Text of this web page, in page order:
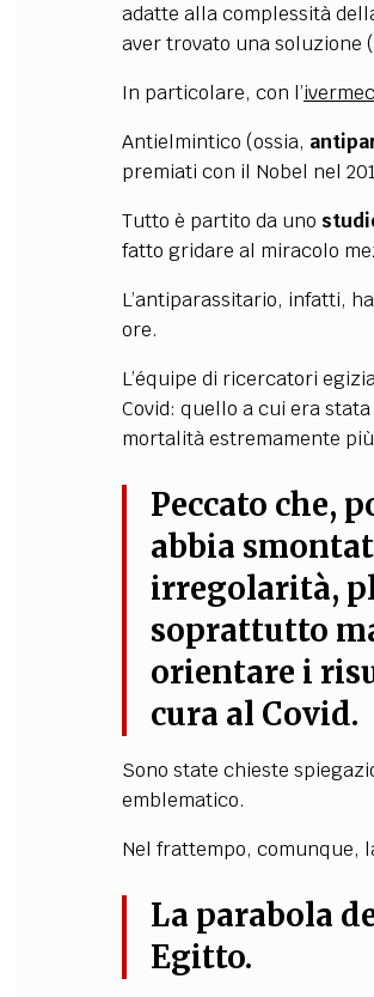
adatte alla complessità
aver trovato una soluzione
In particolare, con l’
Antielmintico (ossia,
premiati con il Nobel nel
Tutto è partito da uno
fatto gridare al miracolo
L’antiparassitario, infatti,
ore.
L’équipe di ricercatori
Covid: quello a cui era
mortalità estremamente
Peccato che,
abbia
irregolarità,
soprattutto
orientare i
cura al Covid.
Sono state chieste
emblematico.
Nel frattempo, comunque,
La parabola
Egitto.